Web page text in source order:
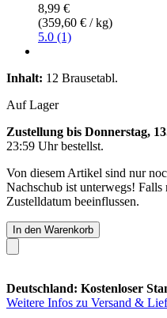
8,99 €
(359,60 € / kg)
5.0 (1)
Inhalt: 12 Brausetabl.
Auf Lager
Zustellung bis Donnerstag,
23:59 Uhrbestellst.
Von diesem Artikel sind nur
Nachschub ist unterwegs!
Zustelldatum beeinflussen.
In den Warenkorb
Deutschland: Kostenloser
Weitere Infos zu Versand &